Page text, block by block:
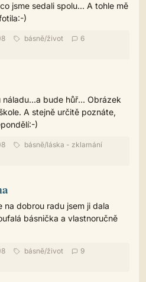
jsme sedali spolu... A tohle mě
)
básně/život
6
bude hůř... Obrázek
A stejně určitě poznáte,
)
básně/láska - zklamání
na dobrou radu jsem ji dala
básnička a vlastnoručně
básně/život
9